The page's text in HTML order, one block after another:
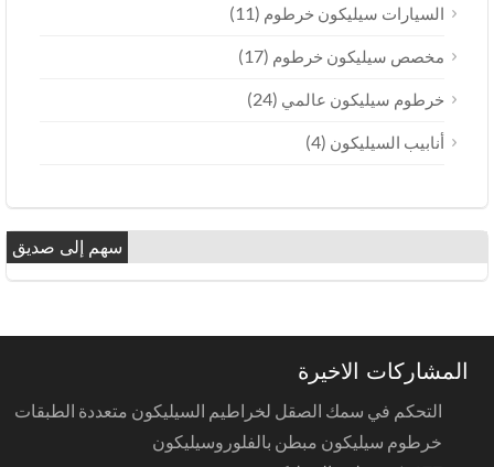
السيارات سيليكون خرطوم(11)
مخصص سيليكون خرطوم(17)
خرطوم سيليكون عالمي(24)
أنابيب السيليكون(4)
سهم إلى صديق
المشاركات الاخيرة
التحكم في سمك الصقل لخراطيم السيليكون متعددة الطبقات
خرطوم سيليكون مبطن بالفلوروسيليكون